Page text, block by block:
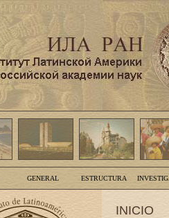
GENERAL ESTRUCTURA
INICIO